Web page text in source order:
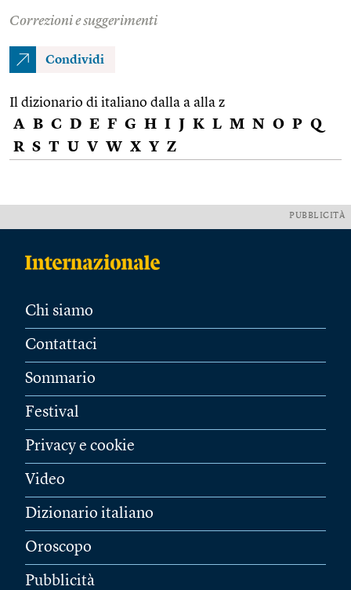
Correzioni e suggerimenti
Condividi
Il dizionario di italiano dalla a alla z
A B C D E F G H I J K L M N O P Q
R S T U V W X Y Z
PUBBLICITÀ
Chi siamo
Contattaci
Sommario
Festival
Privacy e cookie
Video
Dizionario italiano
Oroscopo
Pubblicità